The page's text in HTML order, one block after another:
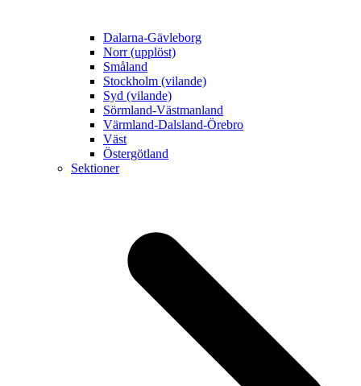
Dalarna-Gävleborg
Norr (upplöst)
Småland
Stockholm (vilande)
Syd (vilande)
Sörmland-Västmanland
Värmland-Dalsland-Örebro
Väst
Östergötland
Sektioner